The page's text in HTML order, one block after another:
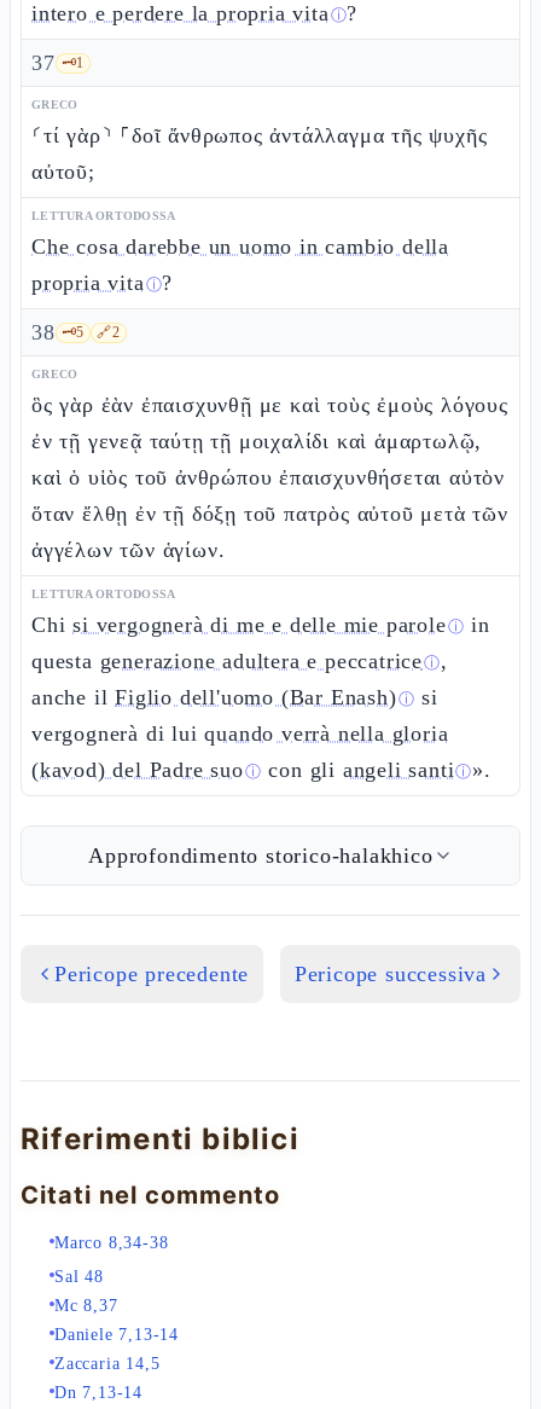
intero e perdere la propria vitaⓘ?
37 🗝️1
GRECO
⸂τί γὰρ⸃ ⸀δοῖ ἄνθρωπος ἀντάλλαγμα τῆς ψυχῆς
αὐτοῦ;
LETTURA ORTODOSSA
Che cosa darebbe un uomo in cambio della
propria vitaⓘ?
38 🗝️5 🔗2
GRECO
ὃς γὰρ ἐὰν ἐπαισχυνθῇ με καὶ τοὺς ἐμοὺς λόγους
ἐν τῇ γενεᾷ ταύτῃ τῇ μοιχαλίδι καὶ ἁμαρτωλῷ,
καὶ ὁ υἱὸς τοῦ ἀνθρώπου ἐπαισχυνθήσεται αὐτὸν
ὅταν ἔλθῃ ἐν τῇ δόξῃ τοῦ πατρὸς αὐτοῦ μετὰ τῶν
ἀγγέλων τῶν ἁγίων.
LETTURA ORTODOSSA
Chisi vergognerà di me e delle mie paroleⓘ in
questa generazione adultera e peccatriceⓘ,
anche ilFiglio dell'uomo (Bar Enash)ⓘ si
vergognerà di luiquando verrà nella gloria
(kavod) del Padre suoⓘ con gli angeli santiⓘ».
Approfondimento storico-halakhico
Pericope precedente Pericope successiva
Riferimenti biblici
Citati nel commento
Marco 8,34-38
Sal 48
Mc 8,37
Daniele 7,13-14
Zaccaria 14,5
Dn 7,13-14